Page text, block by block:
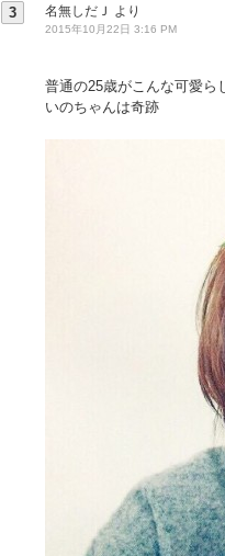
3 名無しだＪ より
2015年10月22日 3:16 PM
普通の25歳がこんな可愛ら
いのちゃんは奇跡